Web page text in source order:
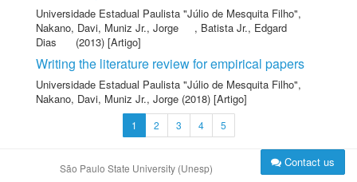
Universidade Estadual Paulista "Júlio de Mesquita Filho",
Nakano, Davi, Muniz Jr., Jorge , Batista Jr., Edgard
Dias
(2013) [Artigo]
Writing the literature review for empirical papers
Universidade Estadual Paulista "Júlio de Mesquita Filho",
Nakano, Davi, Muniz Jr., Jorge (2018) [Artigo]
1 2 3 4 5
São Paulo State University (Unesp) Contact us